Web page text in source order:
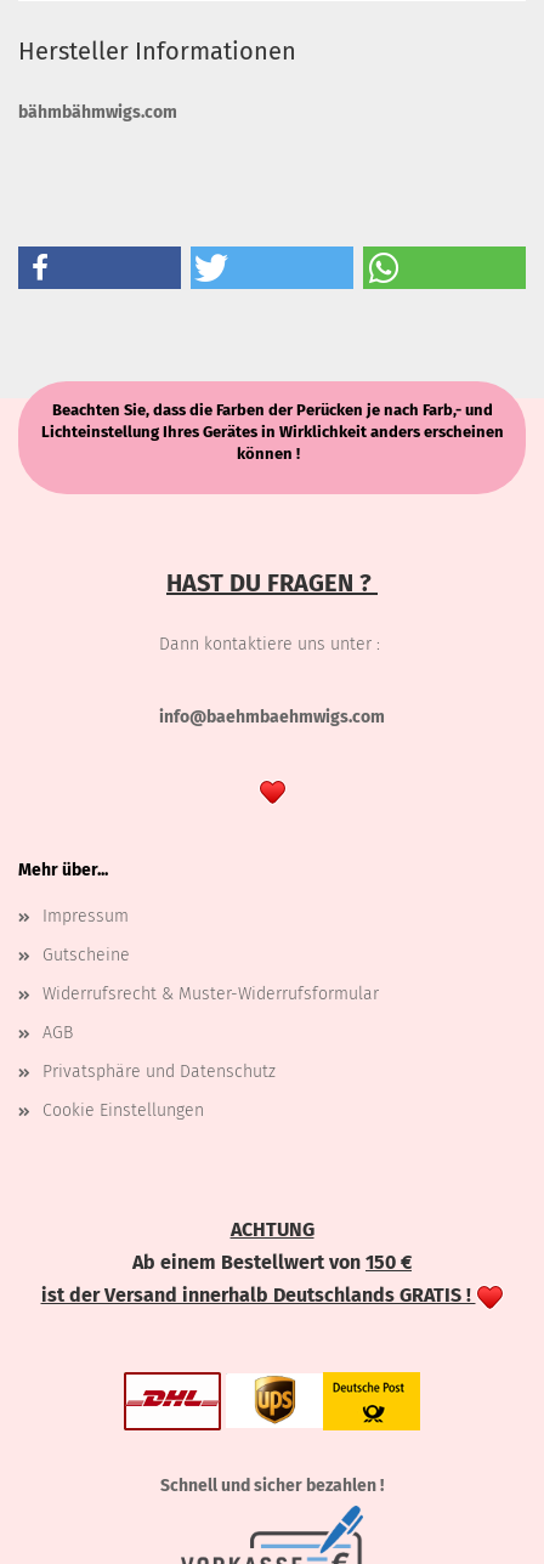
Hersteller Informationen
bähmbähmwigs.com
Beachten Sie, dass die Farben der Perücken je nach Farb,- und
Lichteinstellung Ihres Gerätes in Wirklichkeit anders erscheinen
können !
HAST DU FRAGEN ?
Dann kontaktiere uns unter :
info@baehmbaehmwigs.com
Mehr über...
Impressum
Gutscheine
Widerrufsrecht & Muster-Widerrufsformular
AGB
Privatsphäre und Datenschutz
Cookie Einstellungen
ACHTUNG
Ab einem Bestellwert von 150 €
ist der Versand innerhalb Deutschlands GRATIS !
Schnell und sicher bezahlen !